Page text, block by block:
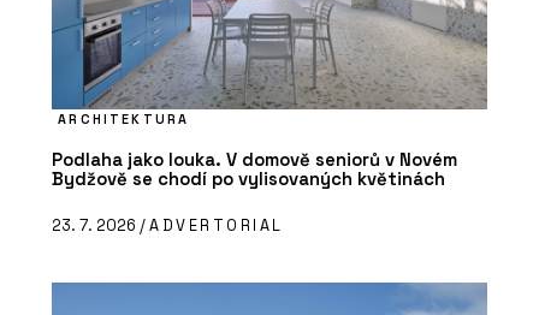
ARCHITEKTURA
Podlaha jako louka. V domově seniorů v Novém
Bydžově se chodí po vylisovaných květinách
23. 7. 2026 /ADVERTORIAL